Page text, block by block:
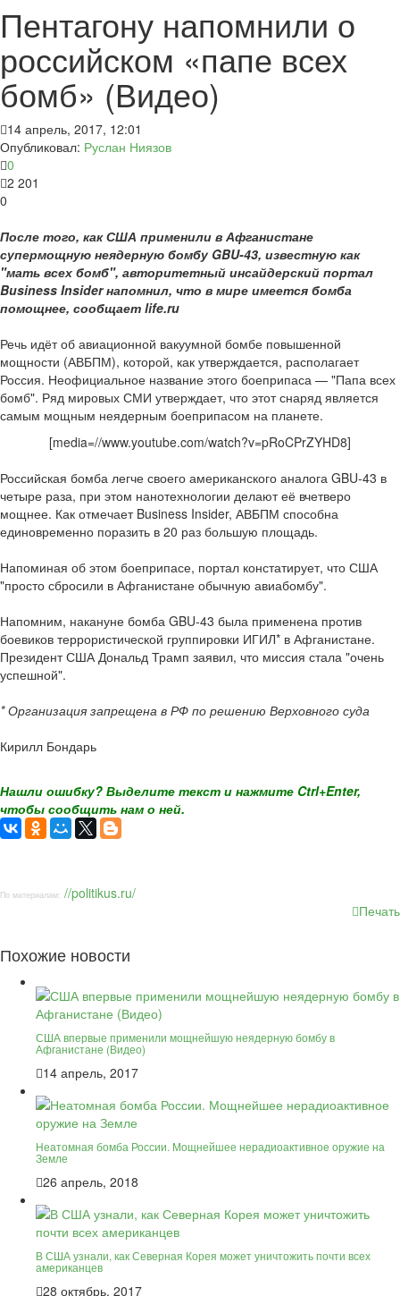
Пентагону напомнили о
российском «папе всех
бомб» (Видео)
14 апрель, 2017, 12:01
Опубликовал: Руслан Ниязов
0
2 201
0
После того, как США применили в Афганистане
супермощную неядерную бомбу GBU-43, известную как
"мать всех бомб", авторитетный инсайдерский портал
Business Insider напомнил, что в мире имеется бомба
помощнее, сообщает life.ru
Речь идёт об авиационной вакуумной бомбе повышенной
мощности (АВБПМ), которой, как утверждается, располагает
Россия. Неофициальное название этого боеприпаса — "Папа всех
бомб". Ряд мировых СМИ утверждает, что этот снаряд является
самым мощным неядерным боеприпасом на планете.
[media=//www.youtube.com/watch?v=pRoCPrZYHD8]
Российская бомба легче своего американского аналога GBU-43 в
четыре раза, при этом нанотехнологии делают её вчетверо
мощнее. Как отмечает Business Insider, АВБПМ способна
единовременно поразить в 20 раз большую площадь.
Напоминая об этом боеприпасе, портал констатирует, что США
"просто сбросили в Афганистане обычную авиабомбу".
Напомним, накануне бомба GBU-43 была применена против
боевиков террористической группировки ИГИЛ* в Афганистане.
Президент США Дональд Трамп заявил, что миссия стала "очень
успешной".
* Организация запрещена в РФ по решению Верховного суда
Кирилл Бондарь
Нашли ошибку? Выделите текст и нажмите Ctrl+Enter,
чтобы сообщить нам о ней.
По материалам: //politikus.ru/
Печать
Похожие новости
США впервые применили мощнейшую неядерную бомбу в
Афганистане (Видео)
14 апрель, 2017
Неатомная бомба России. Мощнейшее нерадиоактивное оружие на
Земле
26 апрель, 2018
В США узнали, как Северная Корея может уничтожить почти всех
американцев
28 октябрь, 2017